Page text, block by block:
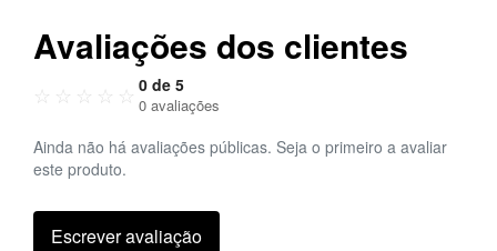
Avaliações dos clientes
☆ ☆ ☆ ☆ ☆ 0 de 5
0 avaliações
Ainda não há avaliações públicas. Seja o primeiro a avaliar
este produto.
Escrever avaliação